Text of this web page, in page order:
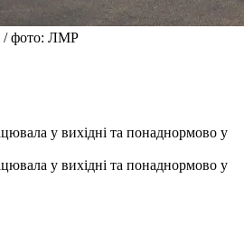
/ фото: ЛМР
у вихідні та понаднормово у
у вихідні та понаднормово у